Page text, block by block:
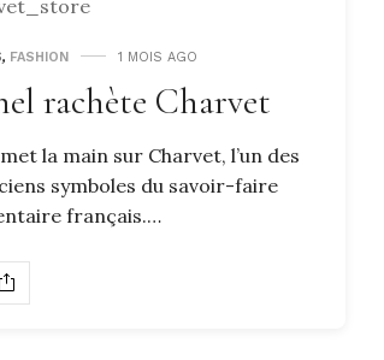
, FASHION 1 MOIS AGO
rachète Charvet
la main sur Charvet, l’un des
symboles du savoir-faire
français.…